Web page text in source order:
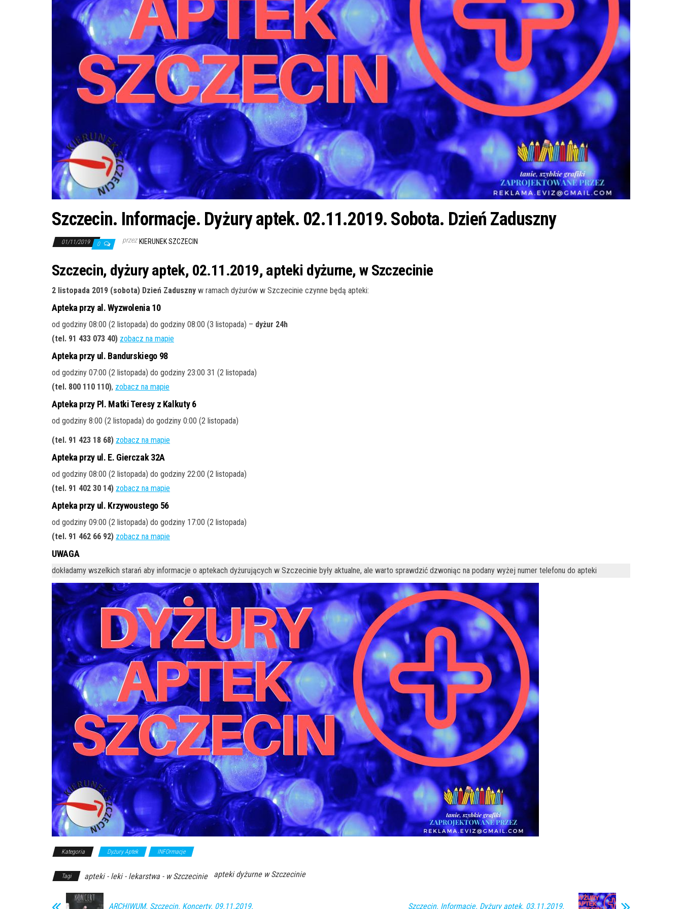
Szczecin. Informacje. Dyżury aptek. 02.11.2019. Sobota. Dzień Zaduszny
01/11/2019 0 przez KIERUNEK SZCZECIN
Szczecin, dyżury aptek, 02.11.2019, apteki dyżurne, w Szczecinie
2 listopada 2019 (sobota) Dzień Zaduszny w ramach dyżurów w Szczecinie czynne będą apteki:
Apteka przy al. Wyzwolenia 10
od godziny 08:00 (2 listopada) do godziny 08:00 (3 listopada) – dyżur 24h
(tel. 91 433 073 40) zobacz na mapie
Apteka przy ul. Bandurskiego 98
od godziny 07:00 (2 listopada) do godziny 23:00 31 (2 listopada)
(tel. 800 110 110), zobacz na mapie
Apteka przy Pl. Matki Teresy z Kalkuty 6
od godziny 8:00 (2 listopada) do godziny 0:00 (2 listopada)
(tel. 91 423 18 68) zobacz na mapie
Apteka przy ul. E. Gierczak 32A
od godziny 08:00 (2 listopada) do godziny 22:00 (2 listopada)
(tel. 91 402 30 14) zobacz na mapie
Apteka przy ul. Krzywoustego 56
od godziny 09:00 (2 listopada) do godziny 17:00 (2 listopada)
(tel. 91 462 66 92) zobacz na mapie
UWAGA
dokładamy wszelkich starań aby informacje o aptekach dyżurujących w Szczecinie były aktualne, ale warto sprawdzić dzwoniąc na podany wyżej numer telefonu do apteki
Kategoria Dyżury Aptek INFOrmacje
Tagi apteki - leki - lekarstwa - w Szczecinie apteki dyżurne w Szczecinie
ARCHIWUM. Szczecin. Koncerty. 09.11.2019. Szczecin. Informacje. Dyżury aptek. 03.11.2019.